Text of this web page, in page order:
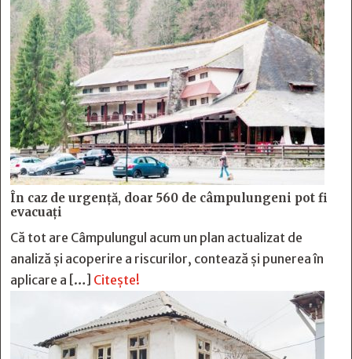
În caz de urgență, doar 560 de câmpulungeni pot fi
evacuați
Că tot are Câmpulungul acum un plan actualizat de
analiză și acoperire a riscurilor, contează și punerea în
aplicare a […] Citește!